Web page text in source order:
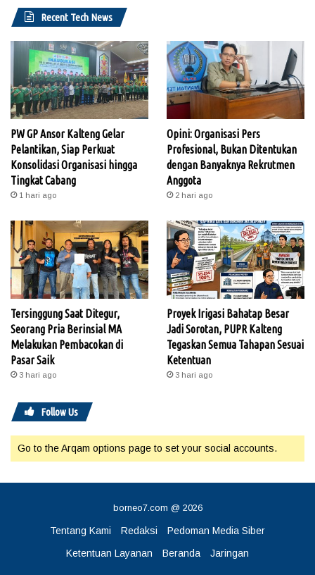
Recent Tech News
PW GP Ansor Kalteng Gelar
Pelantikan, Siap Perkuat
Konsolidasi Organisasi hingga
Tingkat Cabang
1 hari ago
Opini: Organisasi Pers
Profesional, Bukan Ditentukan
dengan Banyaknya Rekrutmen
Anggota
2 hari ago
Tersinggung Saat Ditegur,
Seorang Pria Berinsial MA
Melakukan Pembacokan di
Pasar Saik
3 hari ago
Proyek Irigasi Bahatap Besar
Jadi Sorotan, PUPR Kalteng
Tegaskan Semua Tahapan Sesuai
Ketentuan
3 hari ago
Follow Us
Go to the Arqam options page to set your social accounts.
borneo7.com @ 2026
Tentang Kami Redaksi
Pedoman Media Siber
Ketentuan Layanan
Beranda Jaringan